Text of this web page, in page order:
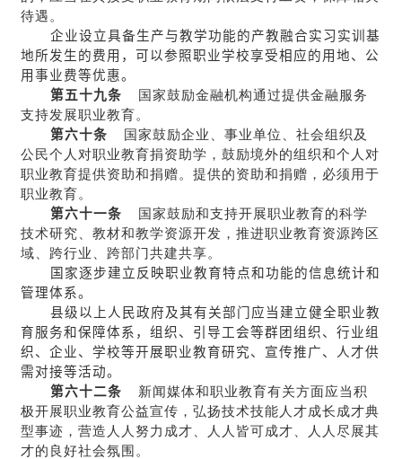
待遇。
企业设立具备生产与教学功能的产教融合实习实训基
地所发生的费用，可以参照职业学校享受相应的用地、公
用事业费等优惠。
第五十九条 国家鼓励金融机构通过提供金融服务
支持发展职业教育。
第六十条 国家鼓励企业、事业单位、社会组织及
公民个人对职业教育捐资助学，鼓励境外的组织和个人对
职业教育提供资助和捐赠。提供的资助和捐赠，必须用于
职业教育。
第六十一条 国家鼓励和支持开展职业教育的科学
技术研究、教材和教学资源开发，推进职业教育资源跨区
域、跨行业、跨部门共建共享。
国家逐步建立反映职业教育特点和功能的信息统计和
管理体系。
县级以上人民政府及其有关部门应当建立健全职业教
育服务和保障体系，组织、引导工会等群团组织、行业组
织、企业、学校等开展职业教育研究、宣传推广、人才供
需对接等活动。
第六十二条 新闻媒体和职业教育有关方面应当积
极开展职业教育公益宣传，弘扬技术技能人才成长成才典
型事迹，营造人人努力成才、人人皆可成才、人人尽展其
才的良好社会氛围。